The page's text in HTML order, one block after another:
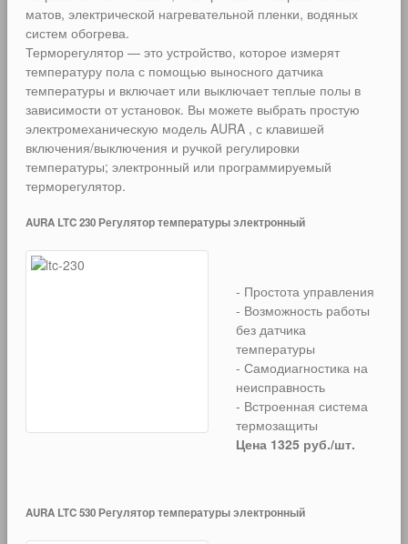
матов, электрической нагревательной пленки, водяных
систем обогрева.
Терморегулятор — это устройство, которое измерят
температуру пола с помощью выносного датчика
температуры и включает или выключает теплые полы в
зависимости от установок. Вы можете выбрать простую
электромеханическую модель AURA , с клавишей
включения/выключения и ручкой регулировки
температуры; электронный или программируемый
терморегулятор.
AURA LTC 230 Регулятор температуры электронный
- Простота управления
- Возможность работы
без датчика
температуры
- Самодиагностика на
неисправность
- Встроенная система
термозащиты
Цена 1325 руб./шт.
AURA LTC 530 Регулятор температуры электронный